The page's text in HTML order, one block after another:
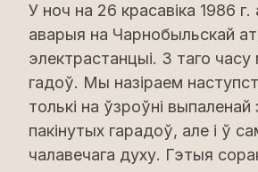
У ноч на 26 красавіка 1986
аварыя на Чарнобыльскай
электрастанцыі. З таго часу
гадоў. Мы назіраем
толькі на ўзроўні выпаленай
пакінутых гарадоў, але і ў
чалавечага духу. Гэтыя